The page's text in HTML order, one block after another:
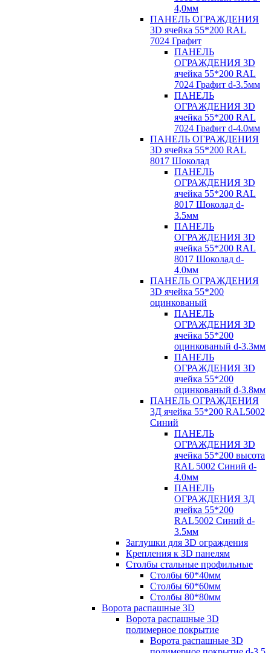
4,0мм
ПАНЕЛЬ ОГРАЖДЕНИЯ
3D ячейка 55*200 RAL
7024 Графит
ПАНЕЛЬ
ОГРАЖДЕНИЯ 3D
ячейка 55*200 RAL
7024 Графит d-3.5мм
ПАНЕЛЬ
ОГРАЖДЕНИЯ 3D
ячейка 55*200 RAL
7024 Графит d-4.0мм
ПАНЕЛЬ ОГРАЖДЕНИЯ
3D ячейка 55*200 RAL
8017 Шоколад
ПАНЕЛЬ
ОГРАЖДЕНИЯ 3D
ячейка 55*200 RAL
8017 Шоколад d-
3.5мм
ПАНЕЛЬ
ОГРАЖДЕНИЯ 3D
ячейка 55*200 RAL
8017 Шоколад d-
4.0мм
ПАНЕЛЬ ОГРАЖДЕНИЯ
3D ячейка 55*200
оцинкованый
ПАНЕЛЬ
ОГРАЖДЕНИЯ 3D
ячейка 55*200
оцинкованый d-3.3мм
ПАНЕЛЬ
ОГРАЖДЕНИЯ 3D
ячейка 55*200
оцинкованый d-3.8мм
ПАНЕЛЬ ОГРАЖДЕНИЯ
3Д ячейка 55*200 RAL5002
Синий
ПАНЕЛЬ
ОГРАЖДЕНИЯ 3D
ячейка 55*200 высота
RAL 5002 Синий d-
4.0мм
ПАНЕЛЬ
ОГРАЖДЕНИЯ 3Д
ячейка 55*200
RAL5002 Синий d-
3.5мм
Заглушки для 3D ограждения
Крепления к 3D панелям
Столбы стальные профильные
Столбы 60*40мм
Столбы 60*60мм
Столбы 80*80мм
Ворота распашные 3D
Ворота распашные 3D
полимерное покрытие
Ворота распашные 3D